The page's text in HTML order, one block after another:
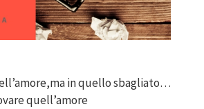
in quello sbagliato…
quell’amore